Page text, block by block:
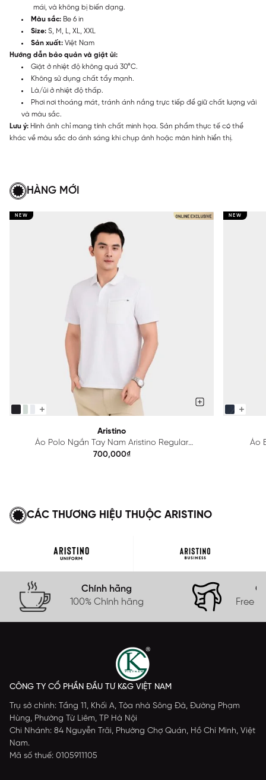
mái, và không bị biến dạng.
Màu sắc: Be 6 in
Size: S, M, L, XL, XXL
Sản xuất: Việt Nam
Hướng dẫn bảo quản và giặt ủi:
Giặt ở nhiệt độ không quá 30°C.
Không sử dụng chất tẩy mạnh.
Là/ủi ở nhiệt độ thấp.
Phơi nơi thoáng mát, tránh ánh nắng trực tiếp để giữ chất lượng vải
và màu sắc.
Lưu ý: Hình ảnh chỉ mang tính chất minh họa. Sản phẩm thực tế có thể
khác về màu sắc do ánh sáng khi chụp ảnh hoặc màn hình hiển thị.
HÀNG MỚI
NEW
Aristino
Áo Polo Ngắn Tay Nam Aristino Regular
APS615EDP01
700,000₫
NEW
Áo
CÁC THƯƠNG HIỆU THUỘC ARISTINO
Chính hãng
100% Chính hãng
Free
CÔNG TY CỔ PHẦN ĐẦU TƯ K&G VIỆT NAM
Trụ sở chính: Tầng 11, Khối A, Tòa nhà Sông Đà, Đường Phạm
Hùng, Phường Từ Liêm, TP Hà Nội
Chi Nhánh: 84 Nguyễn Trãi, Phường Chợ Quán, Hồ Chí Minh, Việt
Nam.
Mã số thuế: 0105911105